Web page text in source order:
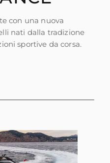
con una nuova
nati dalla tradizione
sportive da corsa.